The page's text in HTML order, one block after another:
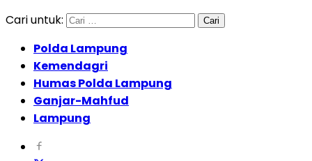
Cari untuk:
Polda Lampung
Kemendagri
Humas Polda Lampung
Ganjar-Mahfud
Lampung